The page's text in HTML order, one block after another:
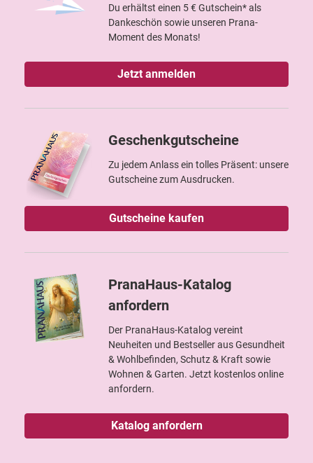
Du erhältst einen 5 € Gutschein* als
Dankeschön sowie unseren Prana-
Moment des Monats!
Jetzt anmelden
Geschenkgutscheine
Zu jedem Anlass ein tolles Präsent: unsere
Gutscheine zum Ausdrucken.
Gutscheine kaufen
PranaHaus-Katalog
anfordern
Der PranaHaus-Katalog vereint
Neuheiten und Bestseller aus Gesundheit
& Wohlbefinden, Schutz & Kraft sowie
Wohnen & Garten. Jetzt kostenlos online
anfordern.
Katalog anfordern